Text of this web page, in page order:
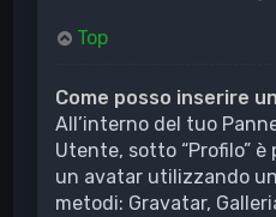
Top
Come posso inserire
All’interno del tuo
Utente, sotto “Profilo”
un avatar utilizzando
metodi: Gravatar,